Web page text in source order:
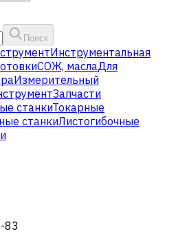
Поиск
Инструментальная
СОЖ, маслаДля
Измерительный
Запчасти
станкиТокарные
станкиЛистогибочные
83